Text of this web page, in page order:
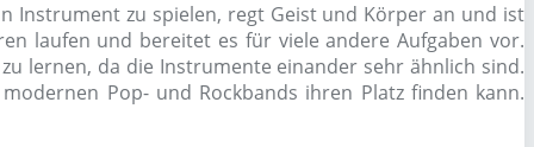
Instrument zu spielen, regt Geist und Körper an und ist
laufen und bereitet es für viele andere Aufgaben vor.
lernen, da die Instrumente einander sehr ähnlich sind.
Pop- und Rockbands ihren Platz finden kann.